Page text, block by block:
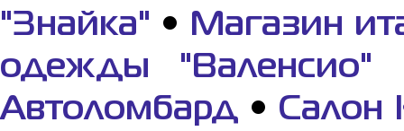
"Знайка" •
Магазин
одежды "Валенсио"
Автоломбард • Салон